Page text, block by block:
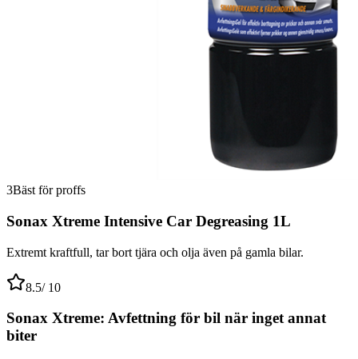
3Bäst för proffs
Sonax Xtreme Intensive Car Degreasing 1L
Extremt kraftfull, tar bort tjära och olja även på gamla bilar.
8.5/ 10
Sonax Xtreme: Avfettning för bil när inget annat
biter